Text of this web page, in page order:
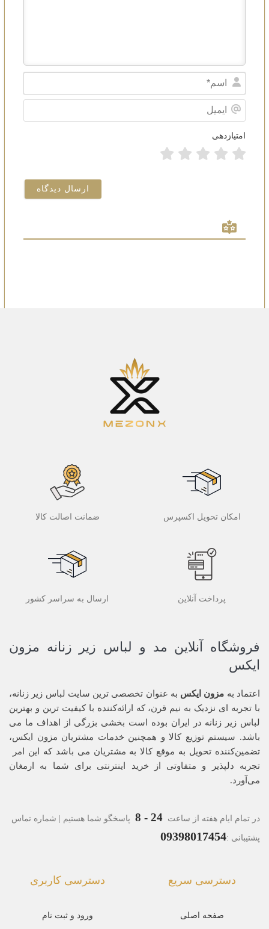
Name*
امتیازدهی
امکان تحویل اکسپرس ضمانت اصالت کالا
پرداخت آنلاین ارسال به سراسر کشور
فروشگاه آنلاین مد و لباس زیر زنانه مزون
ایکس
اعتماد به مزون ایکس به عنوان تخصصی ترین سایت لباس زیر زنانه،
با تجربه ای نزدیک به نیم قرن، که ارائه‌کننده با کیفیت ترین و بهترین
لباس زیر زنانه در ایران بوده ‌است بخشی بزرگی از اهداف ما می
باشد. سیستم توزیع کالا و همچنین خدمات مشتریان مزون ایکس،
تضمین‌کننده‌ تحویل به موقع کالا به مشتریان می باشد که این امر
تجربه‌ دلپذیر و متفاوتی از خرید اینترنتی برای شما به ارمغان
می‌آورد.
در تمام ایام هفته از ساعت 24 - 8 پاسخگو شما هستیم | شماره تماس
پشتیبانی :09398017454
دسترسی سریع
صفحه اصلی
دسترسی کاربری
ورود و ثبت نام